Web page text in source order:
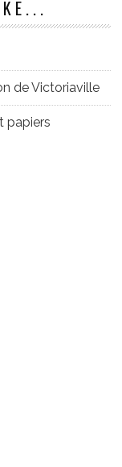
de Victoriaville
papiers